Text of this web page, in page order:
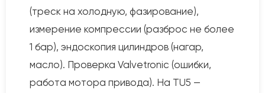
(треск на холодную, фазирование),
измерение компрессии (разброс не более
1 бар), эндоскопия цилиндров (нагар,
масло). Проверка Valvetronic (ошибки,
работа мотора привода). На TU5 —